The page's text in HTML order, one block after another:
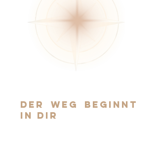
der weg beginnt
in dir